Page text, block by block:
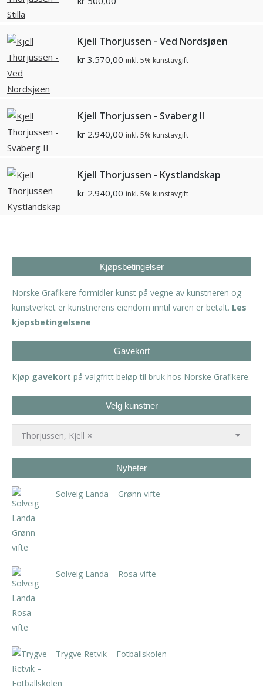
Kjell Thorjussen - Ved Nordsjøen
kr 3.570,00 inkl. 5% kunstavgift
Kjell Thorjussen - Svaberg II
kr 2.940,00 inkl. 5% kunstavgift
Kjell Thorjussen - Kystlandskap
kr 2.940,00 inkl. 5% kunstavgift
Kjøpsbetingelser
Norske Grafikere formidler kunst på vegne av kunstneren og
kunstverket er kunstnerens eiendom inntil varen er betalt. Les
kjøpsbetingelsene
Gavekort
Kjøp gavekort på valgfritt beløp til bruk hos Norske Grafikere.
Velg kunstner
×
Thorjussen, Kjell
Nyheter
Solveig Landa – Grønn vifte
Solveig Landa – Rosa vifte
Trygve Retvik – Fotballskolen